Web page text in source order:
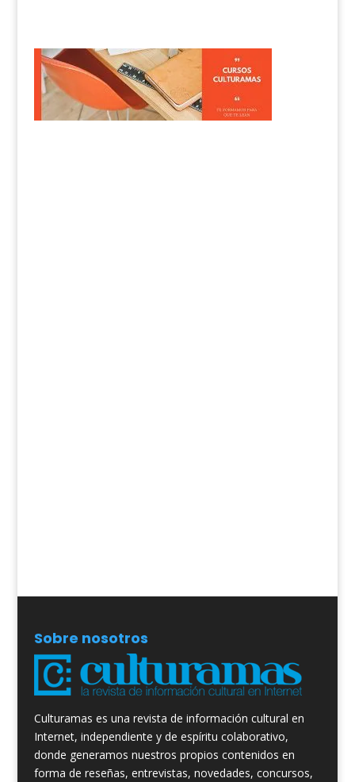
Sobre nosotros
Culturamas es una revista de información cultural en
Internet, independiente y de espíritu colaborativo,
donde generamos nuestros propios contenidos en
forma de reseñas, entrevistas, novedades, concursos,